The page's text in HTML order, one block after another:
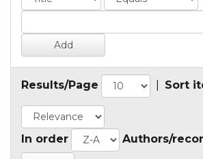
Results/Page Sort
In order Authors/